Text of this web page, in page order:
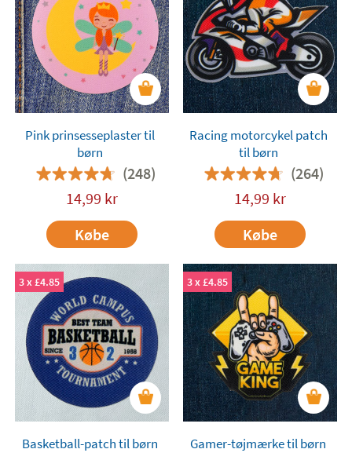
Pink prinsesseplaster til
børn
(248)
14,99 kr
Købe
Racing motorcykel patch
til børn
(264)
14,99 kr
Købe
3 x £4.85
Basketball-patch til børn
3 x £4.85
Gamer-tøjmærke til børn